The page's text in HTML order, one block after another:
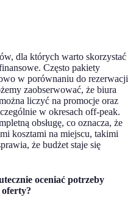
dla których warto skorzystać
Często pakiety
w porównaniu do rezerwacji
zaobserwować, że biura
liczyć na promocje oraz
w okresach off-peak.
obsługę, co oznacza, że
kosztami na miejscu, takimi
że budżet staje się
oceniać potrzeby